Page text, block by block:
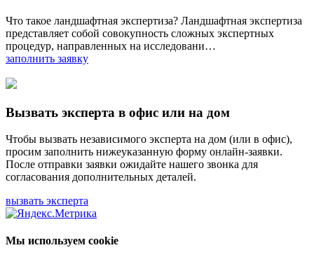
Что такое ландшафтная экспертиза? Ландшафтная экспертиза
представляет собой совокупность сложных экспертных
процедур, направленных на исследовани…
заполнить заявку
Вызвать эксперта в офис или на дом
Чтобы вызвать независимого эксперта на дом (или в офис),
просим заполнить нижеуказанную форму онлайн-заявки.
После отправки заявки ожидайте нашего звонка для
согласования дополнительных деталей.
вызвать эксперта
Мы используем cookie